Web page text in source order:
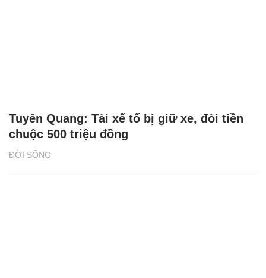
ĐỜI SỐNG
Tuyên Quang: Tài xế tố bị giữ xe, đòi tiền
chuộc 500 triệu đồng